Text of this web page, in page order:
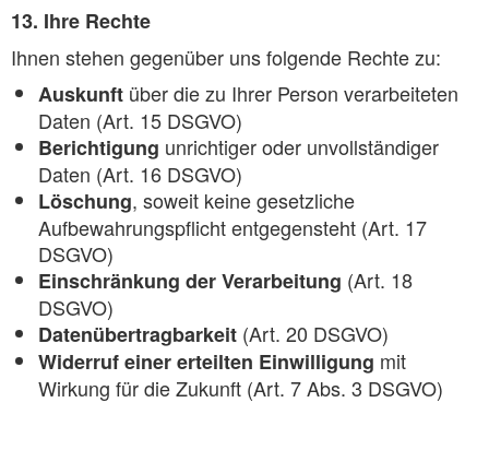
13. Ihre Rechte
Ihnen stehen gegenüber uns folgende Rechte zu:
Auskunft über die zu Ihrer Person verarbeiteten
Daten (Art. 15 DSGVO)
Berichtigung unrichtiger oder unvollständiger
Daten (Art. 16 DSGVO)
Löschung, soweit keine gesetzliche
Aufbewahrungspflicht entgegensteht (Art. 17
DSGVO)
Einschränkung der Verarbeitung (Art. 18
DSGVO)
Datenübertragbarkeit (Art. 20 DSGVO)
Widerruf einer erteilten Einwilligung mit
Wirkung für die Zukunft (Art. 7 Abs. 3 DSGVO)